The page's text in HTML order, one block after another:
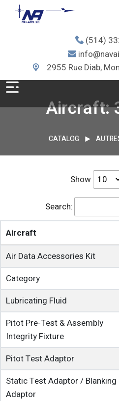
(514)
2955 Rue Diab,
Aircraft:
CATALOG
Show
Search:
Aircraft
Air Data Accessories Kit
Category
Lubricating Fluid
Pitot Pre-Test & Assembly
Integrity Fixture
Pitot Test Adaptor
Static Test Adaptor / Blanking
Adaptor